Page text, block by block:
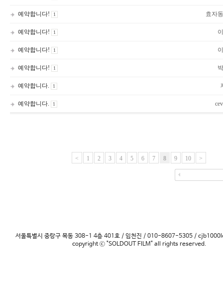
예약합니다! 1 효자
예약합니다! 1
예약합니다! 1
예약합니다! 1
예약합니다. 1
예약합니다. 1
< 1 2 3 4 5 6 7 8 9 10 >
서울특별시 중랑구 목동 308-1 4층 401호 / 임천진 / 010-8607-5305 /
copyright ⓒ "SOLDOUT FILM" all rights reserved.